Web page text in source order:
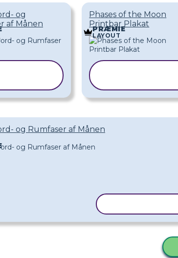
og
af Månen
Phases of the Moon
Printbar Plakat
PRÆMIE
LAYOUT
og Rumfaser af Månen